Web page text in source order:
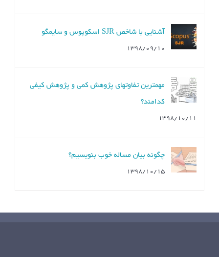
آشنایی با شاخص SJR اسکوپوس و سایمگو
۱۳۹۸/۰۹/۱۰
مهمترین تفاوتهای پژوهش کمی و پژوهش کیفی
کدامند؟
۱۳۹۸/۱۰/۱۱
چگونه بیان مساله خوب بنویسیم؟
۱۳۹۸/۱۰/۱۵